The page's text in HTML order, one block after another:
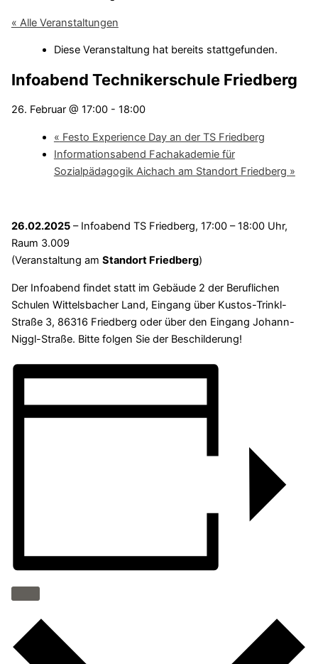
« Alle Veranstaltungen
Diese Veranstaltung hat bereits stattgefunden.
Infoabend Technikerschule Friedberg
26. Februar @ 17:00- 18:00
« Festo Experience Day an der TS Friedberg
Informationsabend Fachakademie für
Sozialpädagogik Aichach am Standort Friedberg »
26.02.2025– Infoabend TS Friedberg, 17:00 – 18:00 Uhr,
Raum 3.009
(Veranstaltung am Standort Friedberg)
Der Infoabend findet statt im Gebäude 2 der Beruflichen
Schulen Wittelsbacher Land, Eingang über Kustos-Trinkl-
Straße 3, 86316 Friedberg oder über den Eingang Johann-
Niggl-Straße. Bitte folgen Sie der Beschilderung!